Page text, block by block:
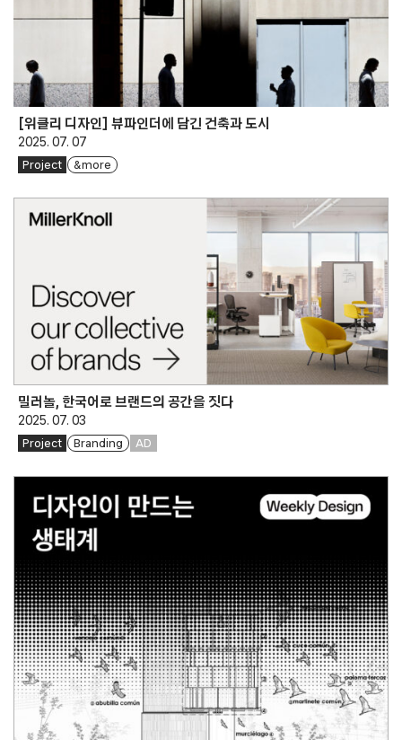
[위클리 디자인] 뷰파인더에 담긴 건축과 도시
2025. 07. 07
Project & more
밀러놀, 한국어로 브랜드의 공간을 짓다
2025. 07. 03
Project Branding AD